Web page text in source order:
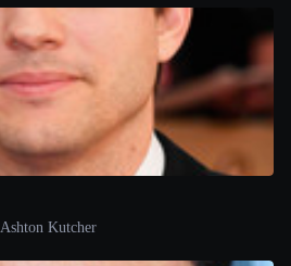
Ashton Kutcher